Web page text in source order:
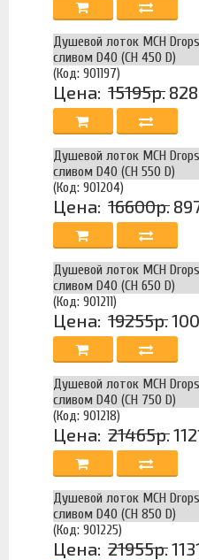
Душевой лоток MCH
сливом D40 (CH 450 D)
(Код: 901197)
Цена: 15195р.
Душевой лоток MCH
сливом D40 (CH 550 D)
(Код: 901204)
Цена: 16600р.
Душевой лоток MCH
сливом D40 (CH 650 D)
(Код: 901211)
Цена: 19255р.
Душевой лоток MCH
сливом D40 (CH 750 D)
(Код: 901218)
Цена: 21465р.
Душевой лоток MCH
сливом D40 (CH 850 D)
(Код: 901225)
Цена: 21955р.